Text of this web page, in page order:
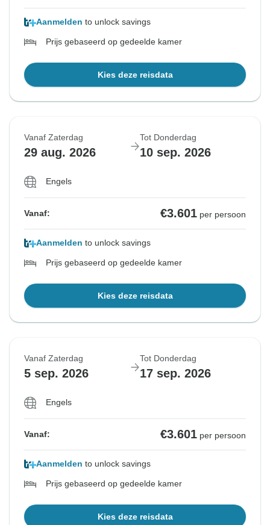
Aanmelden to unlock savings
Prijs gebaseerd op gedeelde kamer
Kies deze reisdata
Vanaf Zaterdag
29 aug. 2026
Tot Donderdag
10 sep. 2026
Engels
Vanaf: €3.601 per persoon
Aanmelden to unlock savings
Prijs gebaseerd op gedeelde kamer
Kies deze reisdata
Vanaf Zaterdag
5 sep. 2026
Tot Donderdag
17 sep. 2026
Engels
Vanaf: €3.601 per persoon
Aanmelden to unlock savings
Prijs gebaseerd op gedeelde kamer
Kies deze reisdata